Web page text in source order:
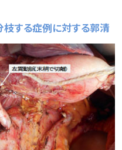
する症例に対する郭清